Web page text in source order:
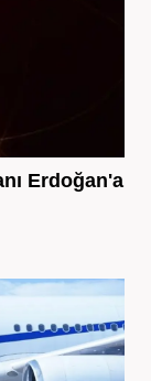
Erdoğan'a